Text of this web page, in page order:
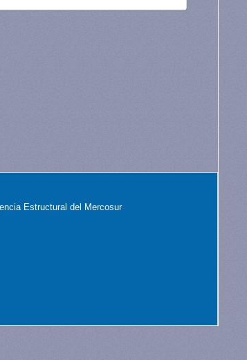
Estructural del Mercosur